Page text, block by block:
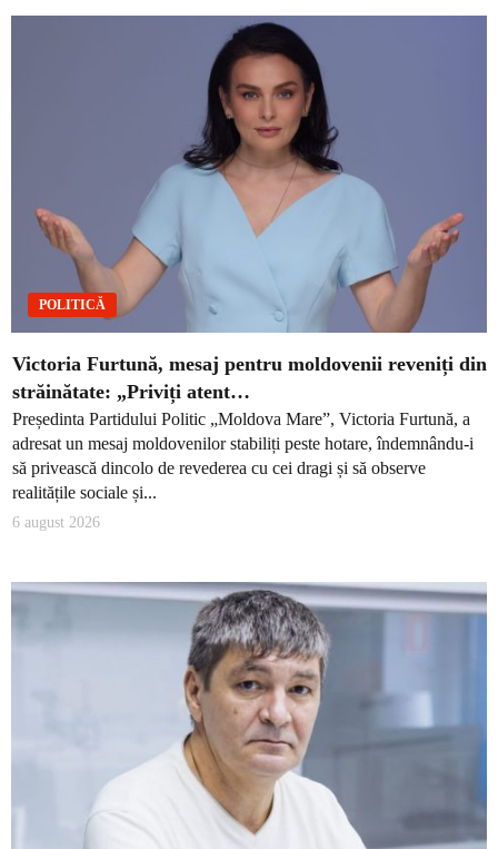
POLITICĂ
Victoria Furtună, mesaj pentru moldovenii reveniți din
străinătate: „Priviți atent…
Președinta Partidului Politic „Moldova Mare”, Victoria Furtună, a
adresat un mesaj moldovenilor stabiliți peste hotare, îndemnându-i
să privească dincolo de revederea cu cei dragi și să observe
realitățile sociale și...
6 august 2026